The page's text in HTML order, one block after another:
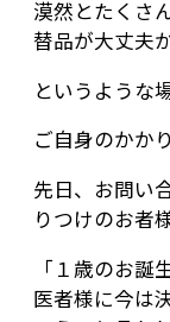
漠然とたくさ
替品が大丈夫
というような
ご自身のかか
先日、お問い
りつけのお者
「１歳のお
医者様に今は